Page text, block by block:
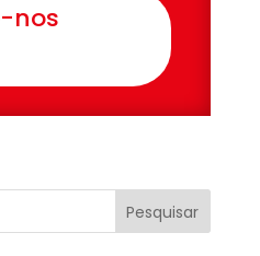
nos
Pesquisar